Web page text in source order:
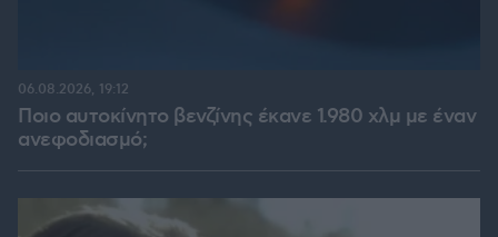
Ποιο αυτοκίνητο βενζίνης έκανε 1.980 χλμ με έναν
ανεφοδιασμό;
06.08.2026, 19:12